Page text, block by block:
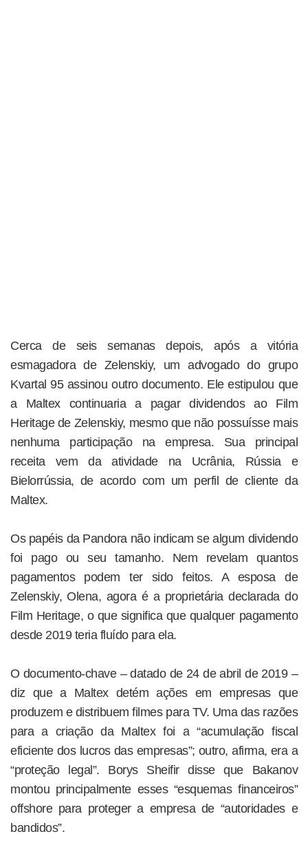
Cerca de seis semanas depois, após a vitória
esmagadora de Zelenskiy, um advogado do grupo
Kvartal 95 assinou outro documento. Ele estipulou que
a Maltex continuaria a pagar dividendos ao Film
Heritage de Zelenskiy, mesmo que não possuísse mais
nenhuma participação na empresa. Sua principal
receita vem da atividade na Ucrânia, Rússia e
Bielorrússia, de acordo com um perfil de cliente da
Maltex.
Os papéis da Pandora não indicam se algum dividendo
foi pago ou seu tamanho. Nem revelam quantos
pagamentos podem ter sido feitos. A esposa de
Zelenskiy, Olena, agora é a proprietária declarada do
Film Heritage, o que significa que qualquer pagamento
desde 2019 teria fluído para ela.
O documento-chave – datado de 24 de abril de 2019 –
diz que a Maltex detém ações em empresas que
produzem e distribuem filmes para TV. Uma das razões
para a criação da Maltex foi a “acumulação fiscal
eficiente dos lucros das empresas”; outro, afirma, era a
“proteção legal”. Borys Sheifir disse que Bakanov
montou principalmente esses “esquemas financeiros”
offshore para proteger a empresa de “autoridades e
bandidos”.